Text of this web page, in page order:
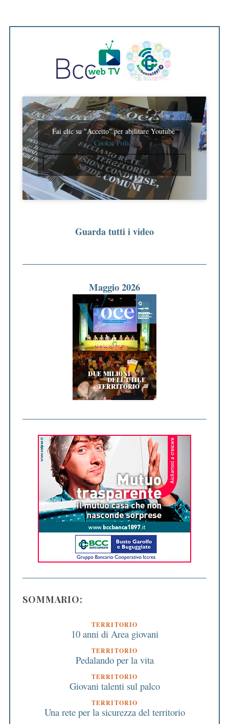
Fai clic su "Accetto" per abilitare Youtube
Cookie Policy
ACCETTO
Guarda tutti i video
Maggio 2026
SOMMARIO:
TERRITORIO
10 anni di Area giovani
TERRITORIO
Pedalando per la vita
TERRITORIO
Giovani talenti sul palco
TERRITORIO
Una rete per la sicurezza del territorio